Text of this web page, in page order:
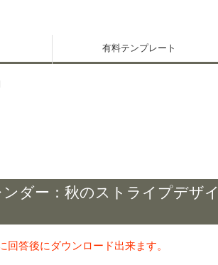
有料テンプレート
ダー：秋のストライプデザイ
答後にダウンロード出来ます。